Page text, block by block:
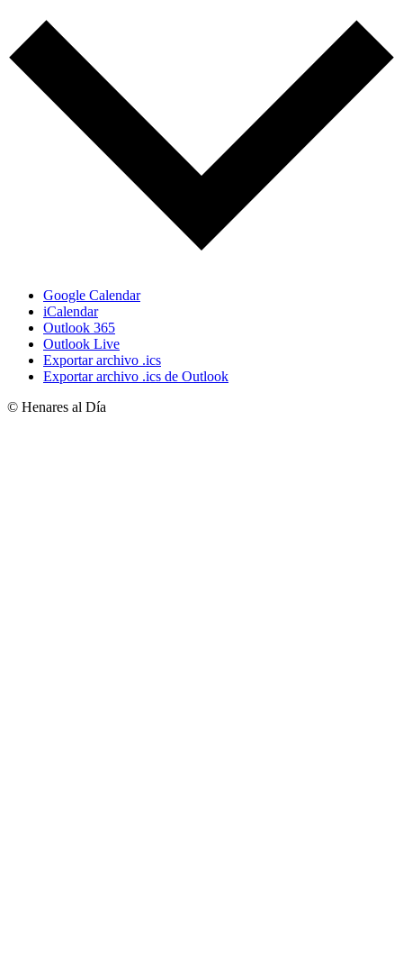
Google Calendar
iCalendar
Outlook 365
Outlook Live
Exportar archivo .ics
Exportar archivo .ics de Outlook
© Henares al Día